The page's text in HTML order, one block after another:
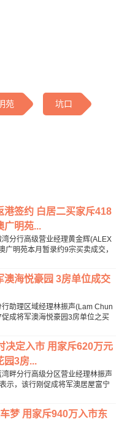
苑 坑口
港签约 白居二买家斥418
广明苑...
分行高级营业经理黄金辉(ALEX
广明苑本月暂录约9宗买卖成交，
澳海悦豪园 3房单位成交
助理区域经理林振声(Lam Chun
成将军澳海悦豪园3房单位之买
决定入市 用家斥620万元
园3房...
畔分行高级分区营业经理林振声
示，该行刚促成将军澳居屋富宁
梦 用家斥940万入市东